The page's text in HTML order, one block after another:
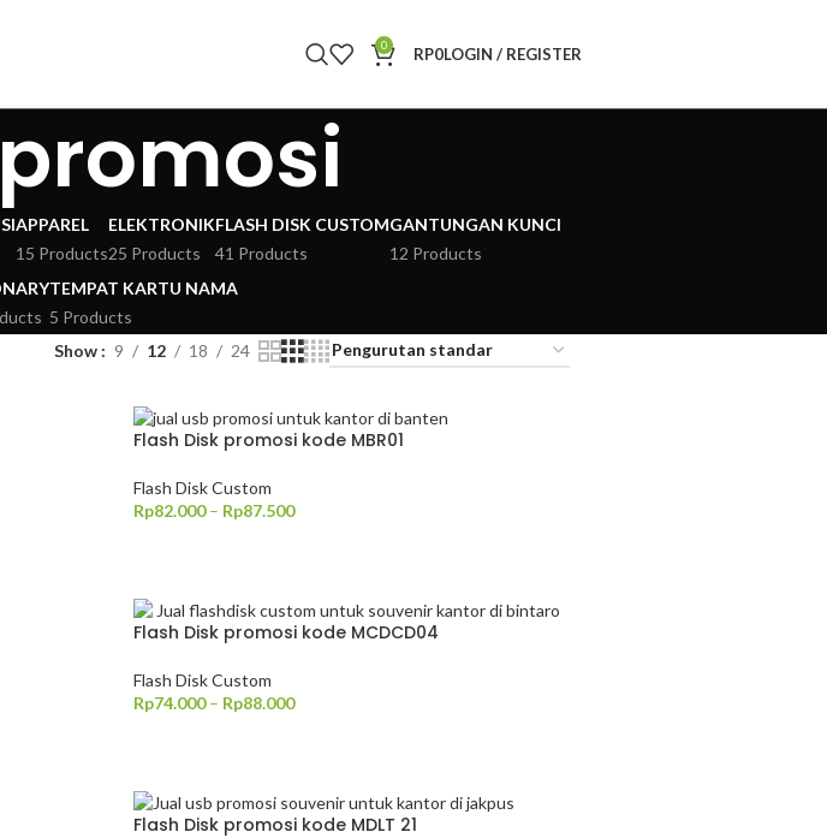
0 RP0LOGIN / REGISTER
APPAREL
15 Products
ELEKTRONIK
25 Products
FLASH DISK CUSTOM
41 Products
GANTUNGAN KUNCI
12 Products
TEMPAT KARTU NAMA
5 Products
Show
9 12 18 24
Flash Disk promosi kode MBR01
Flash Disk Custom
Rp82.000 – Rp87.500
Flash Disk promosi kode MCDCD04
Flash Disk Custom
Rp74.000 – Rp88.000
Flash Disk promosi kode MDLT 21